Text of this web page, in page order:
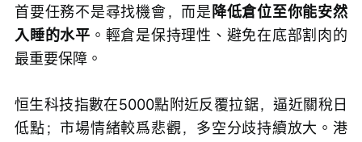
首要任務不是尋找機會，而是降低倉位至你能安然
入睡的水平 。輕倉是保持理性、避免在底部割肉的
最重要保障。
恒生科技指數在5000點附近反覆拉鋸，逼近關稅日
低點；市場情緒較爲悲觀，多空分歧持續放大。港